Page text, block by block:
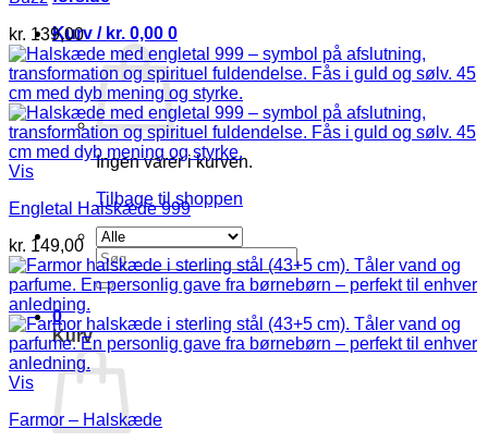
Kurv / kr. 0,00 0
Ingen varer i kurven.
Tilbage til shoppen
Søg
efter:
0
Kurv
kr. 139,00
Vis
Engletal Halskæde 999
kr. 149,00
Vis
Farmor – Halskæde